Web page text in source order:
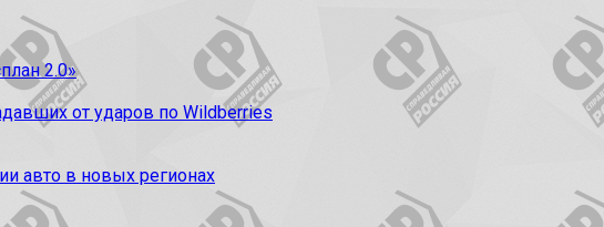
2.0»
от ударов по Wildberries
авто в новых регионах